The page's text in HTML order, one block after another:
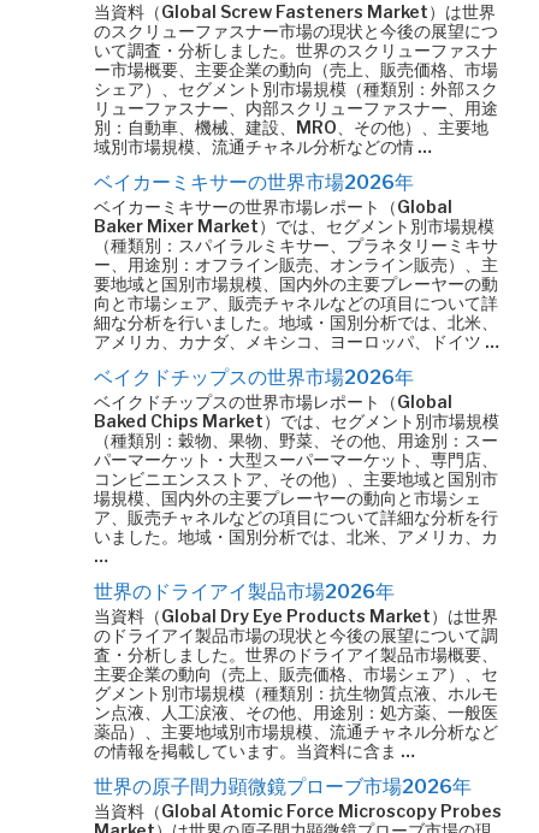
当資料（Global Screw Fasteners Market）は世界
のスクリューファスナー市場の現状と今後の展望につ
いて調査・分析しました。世界のスクリューファスナ
ー市場概要、主要企業の動向（売上、販売価格、市場
シェア）、セグメント別市場規模（種類別：外部スク
リューファスナー、内部スクリューファスナー、用途
別：自動車、機械、建設、MRO、その他）、主要地
域別市場規模、流通チャネル分析などの情 …
ベイカーミキサーの世界市場2026年
ベイカーミキサーの世界市場レポート（Global
Baker Mixer Market）では、セグメント別市場規模
（種類別：スパイラルミキサー、プラネタリーミキサ
ー、用途別：オフライン販売、オンライン販売）、主
要地域と国別市場規模、国内外の主要プレーヤーの動
向と市場シェア、販売チャネルなどの項目について詳
細な分析を行いました。地域・国別分析では、北米、
アメリカ、カナダ、メキシコ、ヨーロッパ、ドイツ …
ベイクドチップスの世界市場2026年
ベイクドチップスの世界市場レポート（Global
Baked Chips Market）では、セグメント別市場規模
（種類別：穀物、果物、野菜、その他、用途別：スー
パーマーケット・大型スーパーマーケット、専門店、
コンビニエンスストア、その他）、主要地域と国別市
場規模、国内外の主要プレーヤーの動向と市場シェ
ア、販売チャネルなどの項目について詳細な分析を行
いました。地域・国別分析では、北米、アメリカ、カ
…
世界のドライアイ製品市場2026年
当資料（Global Dry Eye Products Market）は世界
のドライアイ製品市場の現状と今後の展望について調
査・分析しました。世界のドライアイ製品市場概要、
主要企業の動向（売上、販売価格、市場シェア）、セ
グメント別市場規模（種類別：抗生物質点液、ホルモ
ン点液、人工涙液、その他、用途別：処方薬、一般医
薬品）、主要地域別市場規模、流通チャネル分析など
の情報を掲載しています。当資料に含ま …
世界の原子間力顕微鏡プローブ市場2026年
当資料（Global Atomic Force Microscopy Probes